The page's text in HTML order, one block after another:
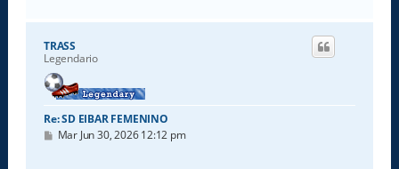
r
TRASS
Legendario
Re: SD EIBAR FEMENINO
M
Mar Jun 30, 2026 12:12 pm